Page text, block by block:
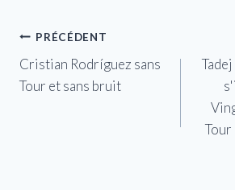
Navigation
de
PRÉCÉDENT
Cristian Rodríguez sans
Tour et sans bruit
Tour